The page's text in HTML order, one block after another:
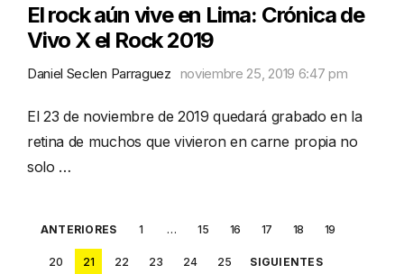
El rock aún vive en Lima: Crónica de
Vivo X el Rock 2019
Daniel Seclen Parraguez noviembre 25, 2019 6:47 pm
El 23 de noviembre de 2019 quedará grabado en la
retina de muchos que vivieron en carne propia no
solo …
Posts
pagination
ANTERIORES 1 … 15 16 17 18 19
20 21 22 23 24 25 SIGUIENTES